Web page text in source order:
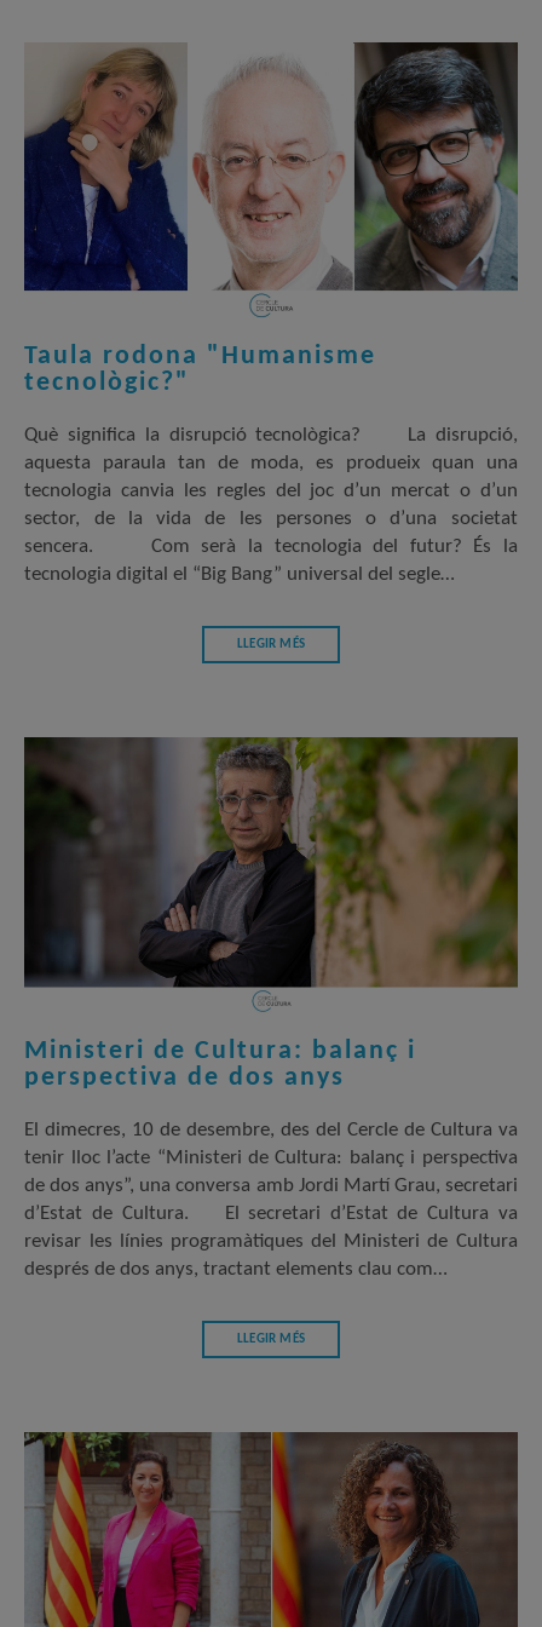
Taula rodona "Humanisme
tecnològic?"
Què significa la disrupció tecnològica? La disrupció,
aquesta paraula tan de moda, es produeix quan una
tecnologia canvia les regles del joc d’un mercat o d’un
sector, de la vida de les persones o d’una societat
sencera. Com serà la tecnologia del futur? És la
tecnologia digital el “Big Bang” universal del segle…
LLEGIR MÉS
Ministeri de Cultura: balanç i
perspectiva de dos anys
El dimecres, 10 de desembre, des del Cercle de Cultura va
tenir lloc l’acte “Ministeri de Cultura: balanç i perspectiva
de dos anys”, una conversa amb Jordi Martí Grau, secretari
d’Estat de Cultura. El secretari d’Estat de Cultura va
revisar les línies programàtiques del Ministeri de Cultura
després de dos anys, tractant elements clau com…
LLEGIR MÉS